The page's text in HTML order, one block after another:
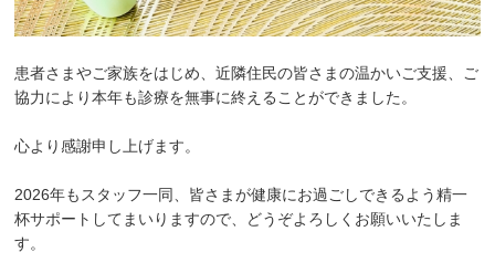
自律神経失調症
症例
お問い合わせ
患者さまやご家族をはじめ、近隣住民の皆さまの温かいご支援、ご
協力により本年も診療を無事に終えることができました。
心より感謝申し上げます。
2026年もスタッフ一同、皆さまが健康にお過ごしできるよう精一
杯サポートしてまいりますので、どうぞよろしくお願いいたしま
す。